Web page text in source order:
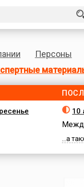
Персоны
10
...а